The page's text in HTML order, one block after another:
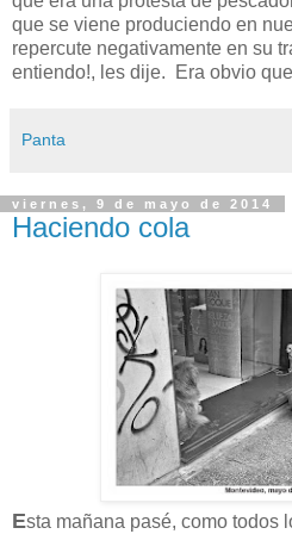
que se viene produciendo en
repercute negativamente en su
entiendo!, les dije. Era obvio
Panta
viernes, 9 de mayo de 2014
Haciendo cola
Esta mañana pasé, como todos